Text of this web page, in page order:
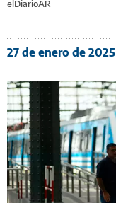
elDiarioAR
27 de enero de 2025